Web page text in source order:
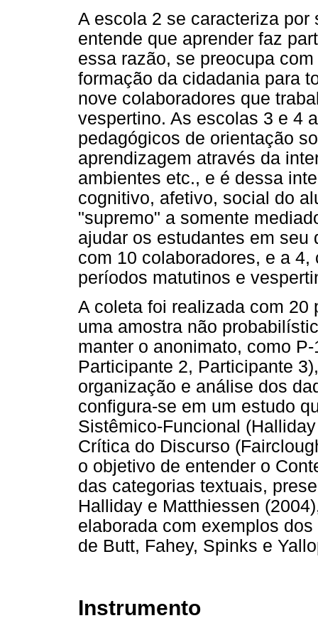
A escola 2 se caracteriza
entende que aprender faz
essa razão, se preocupa
formação da cidadania para
nove colaboradores que
vespertino. As escolas 3 e 4
pedagógicos de orientação
aprendizagem através da
ambientes etc., e é dessa
cognitivo, afetivo, social do
"supremo" a somente
ajudar os estudantes em seu
com 10 colaboradores, e a
períodos matutinos e
A coleta foi realizada com
uma amostra não
manter o anonimato, como
Participante 2, Participante
organização e análise dos
configura-se em um estudo
Sistêmico-Funcional
Crítica do Discurso
o objetivo de entender o
das categorias textuais,
Halliday e Matthiessen
elaborada com exemplos
de Butt, Fahey, Spinks e
Instrumento